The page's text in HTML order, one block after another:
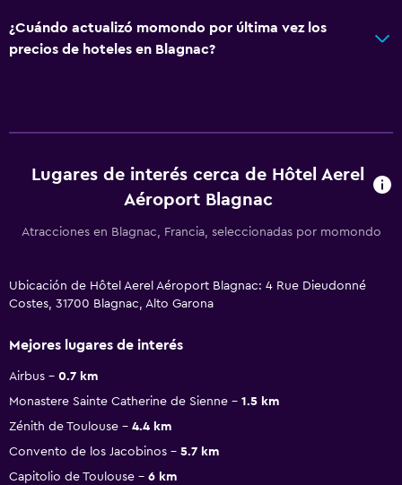
¿Cuándo actualizó momondo por última vez los
precios de hoteles en Blagnac?
Lugares de interés cerca de Hôtel Aerel
Aéroport Blagnac
Atracciones en Blagnac, Francia, seleccionadas por momondo
Ubicación de Hôtel Aerel Aéroport Blagnac: 4 Rue Dieudonné
Costes, 31700 Blagnac, Alto Garona
Mejores lugares de interés
Airbus
0.7 km
Monastere Sainte Catherine de Sienne
1.5 km
Zénith de Toulouse
4.4 km
Convento de los Jacobinos
5.7 km
Capitolio de Toulouse
6 km